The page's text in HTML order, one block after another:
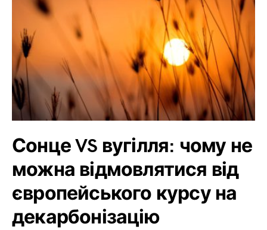
Сонце VS вугілля: чому не
можна відмовлятися від
європейського курсу на
декарбонізацію